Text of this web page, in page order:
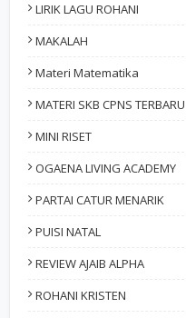
LIRIK LAGU ROHANI
MAKALAH
Materi Matematika
MATERI SKB CPNS TERBARU
MINI RISET
OGAENA LIVING ACADEMY
PARTAI CATUR MENARIK
PUISI NATAL
REVIEW AJAIB ALPHA
ROHANI KRISTEN